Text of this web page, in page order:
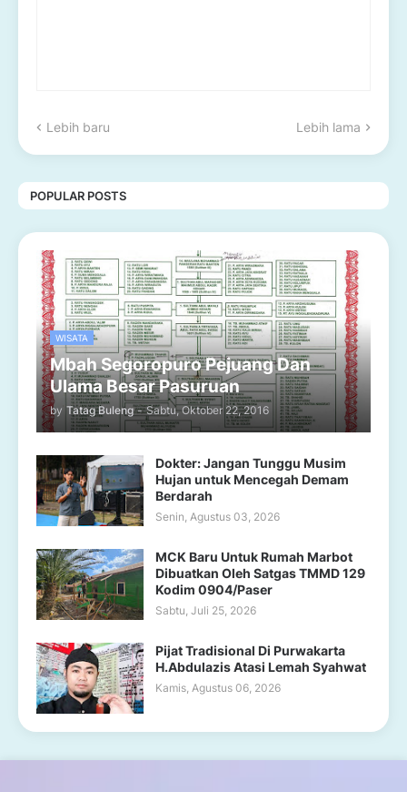
Lebih baru Lebih lama
POPULAR POSTS
WISATA
Mbah Segoropuro Pejuang Dan
Ulama Besar Pasuruan
by Tatag Buleng - Sabtu, Oktober 22, 2016
Dokter: Jangan Tunggu Musim
Hujan untuk Mencegah Demam
Berdarah
Senin, Agustus 03, 2026
MCK Baru Untuk Rumah Marbot
Dibuatkan Oleh Satgas TMMD 129
Kodim 0904/Paser
Sabtu, Juli 25, 2026
Pijat Tradisional Di Purwakarta
H.Abdulazis Atasi Lemah Syahwat
Kamis, Agustus 06, 2026